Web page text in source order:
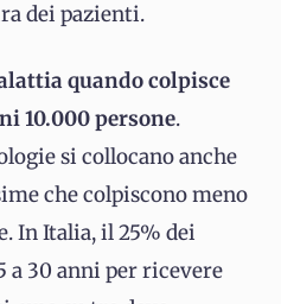
dei pazienti.
quando colpisce
10.000 persone.
si collocano anche
che colpiscono meno
In Italia, il 25% dei
a 30 anni per ricevere